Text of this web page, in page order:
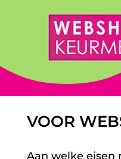
VOOR
Aan welke eisen